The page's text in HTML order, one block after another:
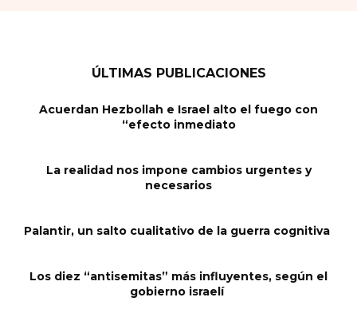
ÚLTIMAS PUBLICACIONES
Acuerdan Hezbollah e Israel alto el fuego con
“efecto inmediato
La realidad nos impone cambios urgentes y
necesarios
Palantir, un salto cualitativo de la guerra cognitiva
Los diez “antisemitas” más influyentes, según el
gobierno israelí